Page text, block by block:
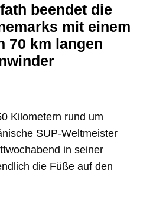
beendet die
mit einem
70 km langen
Kilometern rund um
SUP-Weltmeister
in seiner
die Füße auf den